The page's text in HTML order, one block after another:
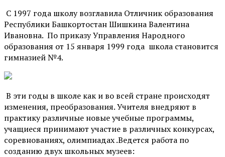
С 1997 года школу возглавила Отличник образования
Республики Башкортостан Шишкина Валентина
Ивановна. По приказу Управления Народного
образования от 15 января 1999 года школа становится
гимназией №4.
В эти годы в школе как и во всей стране происходят
изменения, преобразования. Учителя внедряют в
практику различные новые учебные программы,
учащиеся принимают участие в различных конкурсах,
соревнованиях, олимпиадах .Ведется работа по
созданию двух школьных музеев: